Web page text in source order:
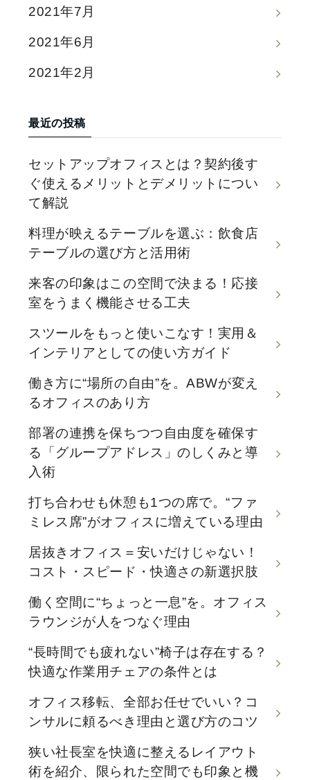
2021年7月
2021年6月
2021年2月
最近の投稿
セットアップオフィスとは？契約後す
ぐ使えるメリットとデメリットについ
て解説
料理が映えるテーブルを選ぶ：飲食店
テーブルの選び方と活用術
来客の印象はこの空間で決まる！応接
室をうまく機能させる工夫
スツールをもっと使いこなす！実用＆
インテリアとしての使い方ガイド
働き方に“場所の自由”を。ABWが変え
るオフィスのあり方
部署の連携を保ちつつ自由度を確保す
る「グループアドレス」のしくみと導
入術
打ち合わせも休憩も1つの席で。“ファ
ミレス席”がオフィスに増えている理由
居抜きオフィス＝安いだけじゃない！
コスト・スピード・快適さの新選択肢
働く空間に“ちょっと一息”を。オフィス
ラウンジが人をつなぐ理由
“長時間でも疲れない”椅子は存在する？
快適な作業用チェアの条件とは
オフィス移転、全部お任せでいい？コ
ンサルに頼るべき理由と選び方のコツ
狭い社長室を快適に整えるレイアウト
術を紹介、限られた空間でも印象と機